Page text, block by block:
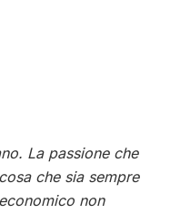
La passione che
che sia sempre
non